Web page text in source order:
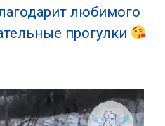
любимого
прогулки